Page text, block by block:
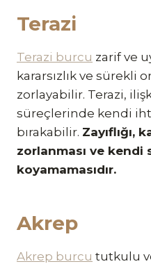
Terazi
Terazi burcu zarif ve
kararsızlık ve sürekli
zorlayabilir. Terazi,
süreçlerinde kendi
bırakabilir. Zayıflığı,
zorlanması ve kendi
koyamamasıdır.
Akrep
Akrep burcu tutkulu